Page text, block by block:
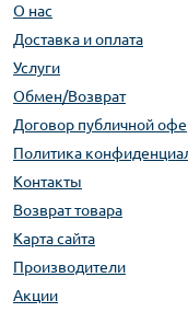
О нас
Доставка и оплата
Услуги
Обмен/Возврат
Договор публичной
Политика
Контакты
Возврат товара
Карта сайта
Производители
Акции